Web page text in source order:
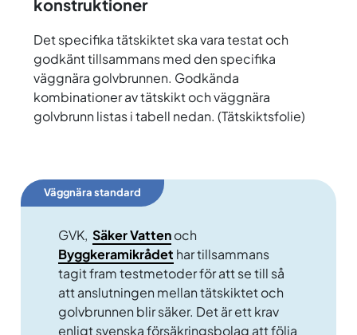
konstruktioner
Det specifika tätskiktet ska vara testat och
godkänt tillsammans med den specifika
väggnära golvbrunnen. Godkända
kombinationer av tätskikt och väggnära
golvbrunn listas i tabell nedan. (Tätskiktsfolie)
Väggnära standard
GVK, Säker Vattenoch
Byggkeramikrådet har tillsammans
tagit fram testmetoder för att se till så
att anslutningen mellan tätskiktet och
golvbrunnen blir säker. Det är ett krav
enligt svenska försäkringsbolag att följa